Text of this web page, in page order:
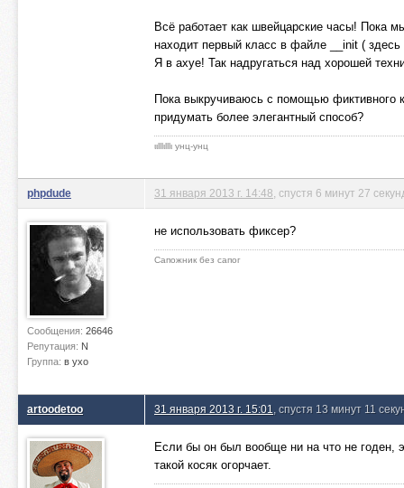
Всё работает как швейцарские часы! Пока
находит первый класс в файле __init (
Я в ахуе! Так надругаться над хорошей
Пока выкручиваюсь с помощью фиктивного
придумать более элегантный способ?
ιιlllιlllι унц-унц
phpdude
Сообщения: 26646
Репутация: N
Группа: в ухо
31 января 2013 г. 14:48 , спустя 6 минут 27
не использовать фиксер?
Сапожник без сапог
artoodetoo 31 января 2013 г. 15:01 , спустя 13 минут 11
Если бы он был вообще ни на что не годен,
такой косяк огорчает.